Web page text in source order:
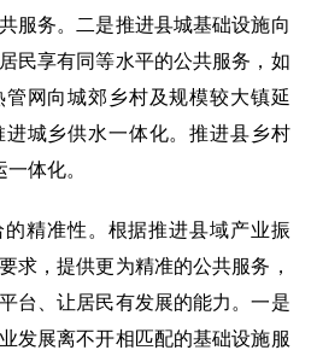
服务。二是推进县城基础设施向
民享有同等水平的公共服务，如
网向城郊乡村及规模较大镇延
城乡供水一体化。推进县乡村
体化。
精准性。根据推进县域产业振
求，提供更为精准的公共服务，
台、让居民有发展的能力。一是
发展离不开相匹配的基础设施服